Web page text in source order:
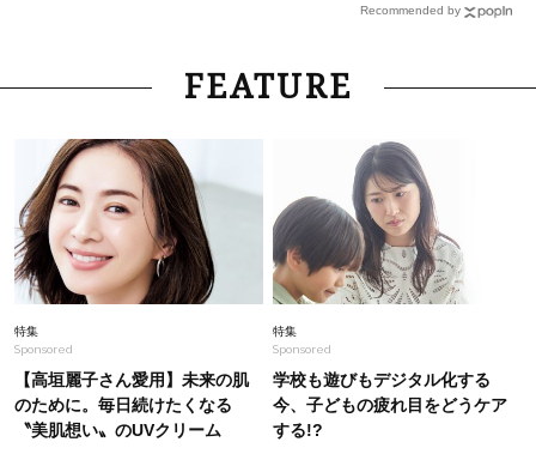
Fashion 2026.7.29
40代の旅や帰省に！涼しく、ラク可愛い【ぺた
Fashion
どんな顔タイプにも合う！40代にカジュアルす
ぎない【キャップ＆ハット】4選
40代、暑い日のオシャレに【快適ワンピース】
４選。締めつけないけどキレイ見え！
Recommended by
FEATURE
特集
Sponsored
【高垣麗子さん愛用】未来の肌
のために。毎日続けたくなる
〝美肌想い〟のUVクリーム
特集
Sponsored
学校も遊びもデジタル化する
今、子どもの疲れ目をどうケア
する!?